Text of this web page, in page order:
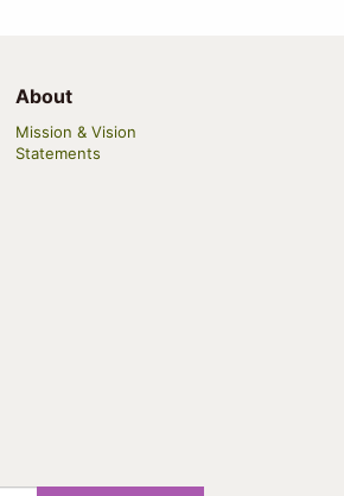
About
Mission & Vision
Statements